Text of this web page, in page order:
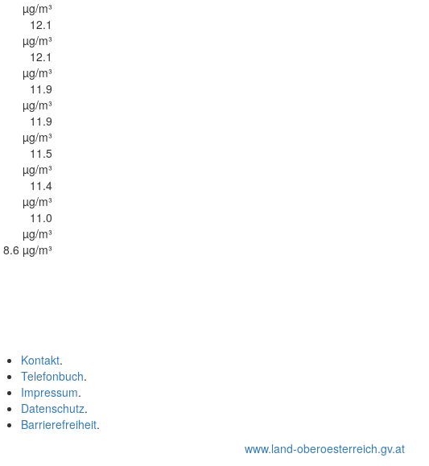
µg/m³
12.1
µg/m³
12.1
µg/m³
11.9
µg/m³
11.9
µg/m³
11.5
µg/m³
11.4
µg/m³
11.0
µg/m³
8.6 µg/m³
Kontakt.
Telefonbuch.
Impressum.
Datenschutz.
Barrierefreiheit.
www.land-oberoesterreich.gv.at